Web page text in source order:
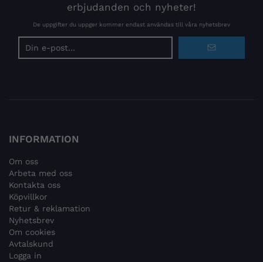
erbjudanden och nyheter!
De uppgifter du uppger kommer endast användas till våra nyhetsbrev
INFORMATION
Om oss
Arbeta med oss
Kontakta oss
Köpvillkor
Retur & reklamation
Nyhetsbrev
Om cookies
Avtalskund
Logga in